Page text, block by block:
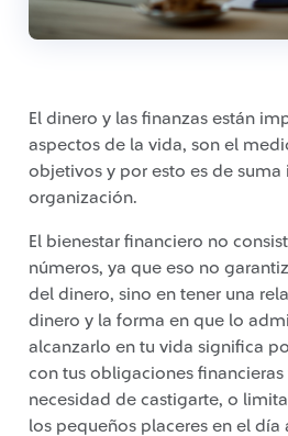
El dinero y las finanzas están
aspectos de la vida, son el
objetivos y por esto es de
organización.
El bienestar financiero no
números, ya que eso no
del dinero, sino en tener una
dinero y la forma en que lo
alcanzarlo en tu vida significa
con tus obligaciones financieras
necesidad de castigarte, o
los pequeños placeres en el día